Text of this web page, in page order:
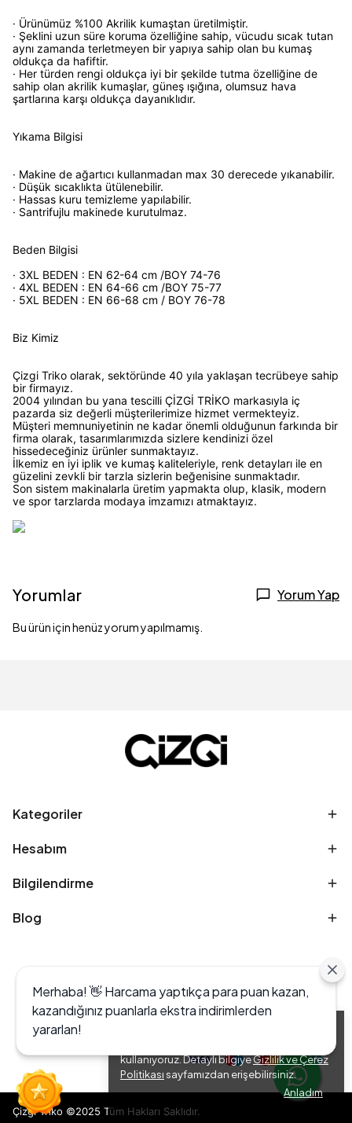
kullanıyoruz. Detaylı bilgiyeGizlilik ve Çerez
Politikasısayfamızdan erişebilirsiniz.
Anladım
· Ürünümüz %100 Akrilik kumaştan üretilmiştir.
· Şeklini uzun süre koruma özelliğine sahip, vücudu sıcak tutan
aynı zamanda terletmeyen bir yapıya sahip olan bu kumaş
oldukça da hafiftir.
· Her türden rengi oldukça iyi bir şekilde tutma özelliğine de
sahip olan akrilik kumaşlar, güneş ışığına, olumsuz hava
şartlarına karşı oldukça dayanıklıdır.
Yıkama Bilgisi
· Makine de ağartıcı kullanmadan max 30 derecede yıkanabilir.
· Düşük sıcaklıkta ütülenebilir.
· Hassas kuru temizleme yapılabilir.
· Santrifujlu makinede kurutulmaz.
Beden Bilgisi
· 3XL BEDEN : EN 62-64 cm /BOY 74-76
· 4XL BEDEN : EN 64-66 cm /BOY 75-77
· 5XL BEDEN : EN 66-68 cm / BOY 76-78
Biz Kimiz
Çizgi Triko olarak, sektöründe 40 yıla yaklaşan tecrübeye sahip
bir firmayız.
2004 yılından bu yana tescilli ÇİZGİ TRİKO markasıyla iç
pazarda siz değerli müşterilerimize hizmet vermekteyiz.
Müşteri memnuniyetinin ne kadar önemli olduğunun farkında bir
firma olarak, tasarımlarımızda sizlere kendinizi özel
hissedeceğiniz ürünler sunmaktayız.
İlkemiz en iyi iplik ve kumaş kaliteleriyle, renk detayları ile en
güzelini zevkli bir tarzla sizlerin beğenisine sunmaktadır.
Son sistem makinalarla üretim yapmakta olup, klasik, modern
ve spor tarzlarda modaya imzamızı atmaktayız.
Yorumlar Yorum Yap
Bu ürün için henüz yorum yapılmamış.
Kategoriler
Hesabım
Bilgilendirme
Blog
Çizgi Triko ©2025 Tüm Hakları Saklıdır.
Merhaba! 👋 Harcama yaptıkça para puan kazan,
kazandığınız puanlarla ekstra indirimlerden
yararlan!